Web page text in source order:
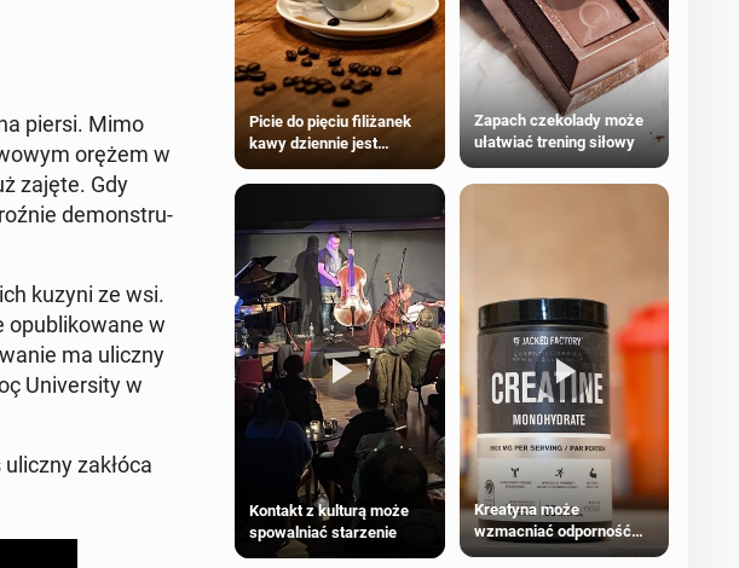
piersi. Mimo
orężem w
zajęte. Gdy
de­mon­stru­
kuzyni ze wsi.
opu­bli­ko­wa­ne w
ma uliczny
Uni­ver­si­ty w
zakłóca
Picie do pięciu filiżanek
kawy dziennie jest
większości dorosłych
Zapach czekolady może
ułatwiać trening siłowy
Kontakt z kulturą może
spowalniać starzenie
Kreatyna może
wzmacniać odporność
przeciw nowotworom